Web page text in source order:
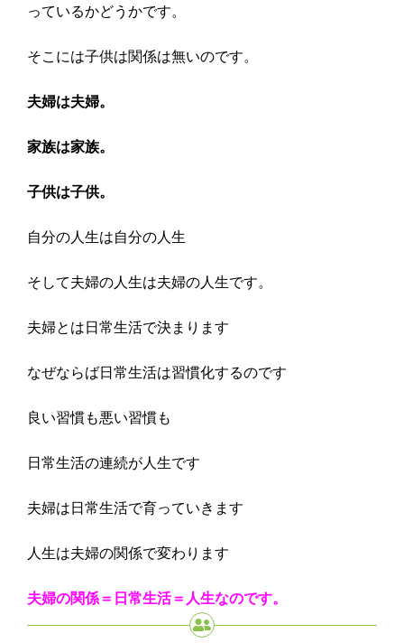
っているかどうかです。
そこには子供は関係は無いのです。
夫婦は夫婦。
家族は家族。
子供は子供。
自分の人生は自分の人生
そして夫婦の人生は夫婦の人生です。
夫婦とは日常生活で決まります
なぜならば日常生活は習慣化するのです
良い習慣も悪い習慣も
日常生活の連続が人生です
夫婦は日常生活で育っていきます
人生は夫婦の関係で変わります
夫婦の関係＝日常生活＝人生なのです。